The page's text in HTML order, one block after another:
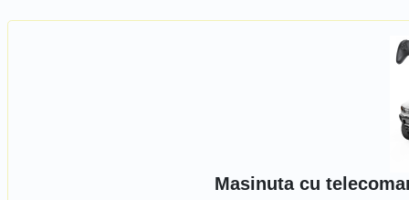
Masinuta cu